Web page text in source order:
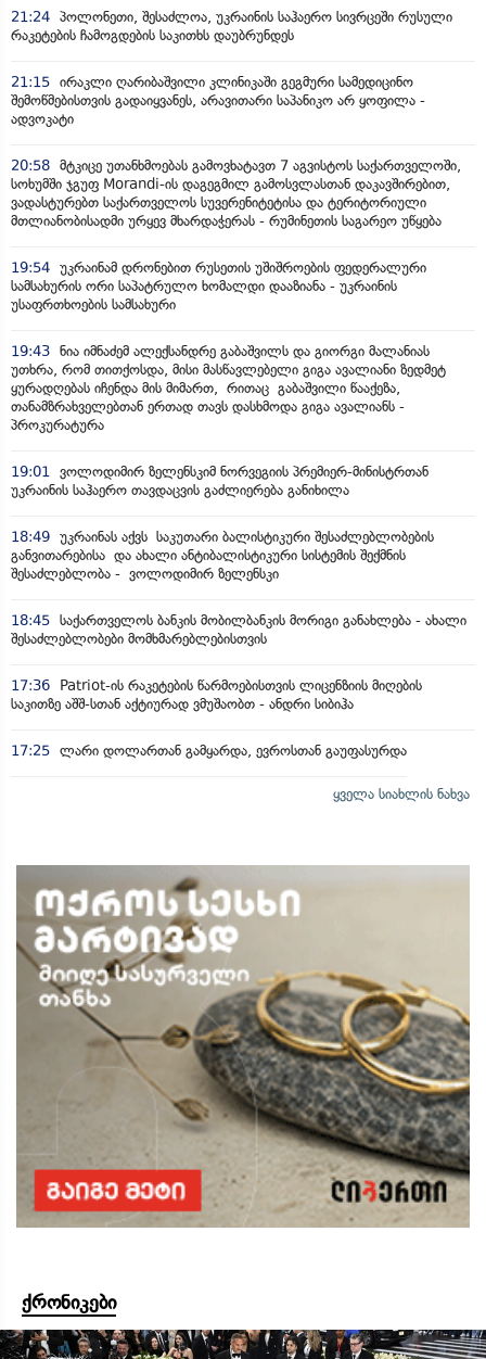
21:24 პოლონეთი, შესაძლოა, უკრაინის საჰაერო სივრცეში რუსული
რაკეტების ჩამოგდების საკითხს დაუბრუნდეს
21:15 ირაკლი ღარიბაშვილი კლინიკაში გეგმური სამედიცინო
შემოწმებისთვის გადაიყვანეს, არავითარი საპანიკო არ ყოფილა -
ადვოკატი
20:58 მტკიცე უთანხმოებას გამოვხატავთ 7 აგვისტოს საქართველოში,
სოხუმში ჯგუფ Morandi-ის დაგეგმილ გამოსვლასთან დაკავშირებით,
ვადასტურებთ საქართველოს სუვერენიტეტისა და ტერიტორიული
მთლიანობისადმი ურყევ მხარდაჭერას - რუმინეთის საგარეო უწყება
19:54 უკრაინამ დრონებით რუსეთის უშიშროების ფედერალური
სამსახურის ორი საპატრულო ხომალდი დააზიანა - უკრაინის
უსაფრთხოების სამსახური
19:43 ნია იმნაძემ ალექსანდრე გაბაშვილს და გიორგი მალანიას
უთხრა, რომ თითქოსდა, მისი მასწავლებელი გიგა ავალიანი ზედმეტ
ყურადღებას იჩენდა მის მიმართ, რითაც გაბაშვილი წააქეზა,
თანამზრახველებთან ერთად თავს დასხმოდა გიგა ავალიანს -
პროკურატურა
19:01
ვოლოდიმირ ზელენსკიმ ნორვეგიის პრემიერ-მინისტრთან
უკრაინის საჰაერო თავდაცვის გაძლიერება განიხილა
18:49 უკრაინას აქვს საკუთარი ბალისტიკური შესაძლებლობების
განვითარებისა და ახალი ანტიბალისტიკური სისტემის შექმნის
შესაძლებლობა - ვოლოდიმირ ზელენსკი
18:45 საქართველოს ბანკის მობილბანკის მორიგი განახლება - ახალი
შესაძლებლობები მომხმარებლებისთვის
17:36
Patriot-ის რაკეტების წარმოებისთვის ლიცენზიის მიღების
საკითზე აშშ-სთან აქტიურად ვმუშაობთ - ანდრი სიბიჰა
17:25 ლარი დოლართან გამყარდა, ევროსთან გაუფასურდა
ყველა სიახლის ნახვა
ქრონიკები